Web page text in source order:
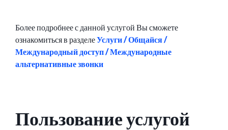
Более подробнее с данной услугой Вы сможете
ознакомиться в разделеУслуги / Общайся /
Международный доступ / Международные
альтернативные звонки
Пользование услугой